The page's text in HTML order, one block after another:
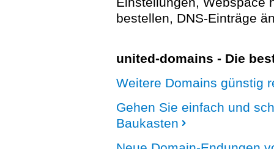
bestellen, DNS-Einträge
united-domains - Die
Weitere Domains günstig
Gehen Sie einfach und
Baukasten